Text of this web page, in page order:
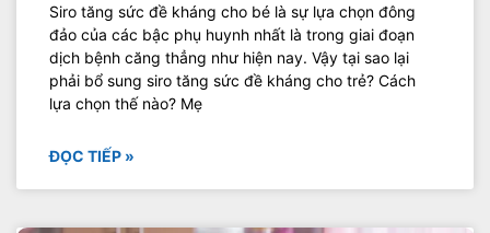
Siro tăng sức đề kháng cho bé là sự lựa chọn đông
đảo của các bậc phụ huynh nhất là trong giai đoạn
dịch bệnh căng thẳng như hiện nay. Vậy tại sao lại
phải bổ sung siro tăng sức đề kháng cho trẻ? Cách
lựa chọn thế nào? Mẹ
ĐỌC TIẾP »